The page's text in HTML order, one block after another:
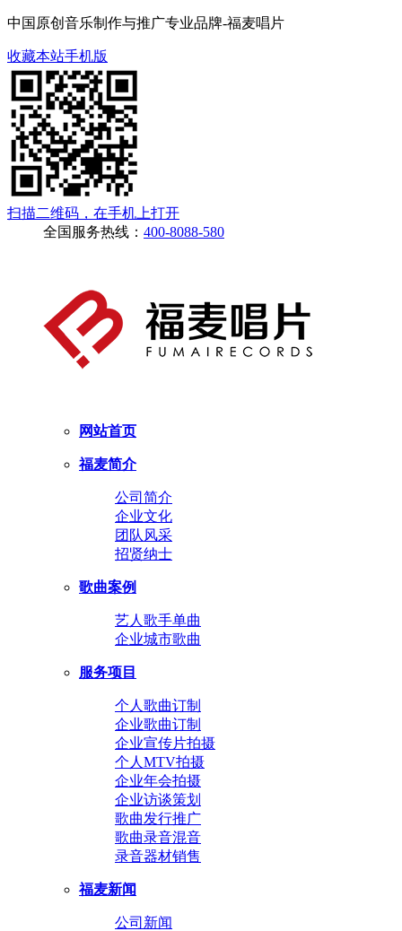
中国原创音乐制作与推广专业品牌-福麦唱片
收藏本站手机版
扫描二维码，在手机上打开
全国服务热线： 400-8088-580
网站首页
福麦简介
公司简介
企业文化
团队风采
招贤纳士
歌曲案例
艺人歌手单曲
企业城市歌曲
服务项目
个人歌曲订制
企业歌曲订制
企业宣传片拍摄
个人MTV拍摄
企业年会拍摄
企业访谈策划
歌曲发行推广
歌曲录音混音
录音器材销售
福麦新闻
公司新闻